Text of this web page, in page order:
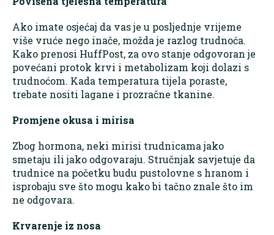
Ako imate osjećaj da vas je u posljednje vrijeme
više vruće nego inače, možda je razlog trudnoća.
Kako prenosi HuffPost, za ovo stanje odgovoran je
povećani protok krvi i metabolizam koji dolazi s
trudnoćom. Kada temperatura tijela poraste,
trebate nositi lagane i prozračne tkanine.
Promjene okusa i mirisa
Zbog hormona, neki mirisi trudnicama jako
smetaju ili jako odgovaraju. Stručnjak savjetuje da
trudnice na početku budu pustolovne s hranom i
isprobaju sve što mogu kako bi tačno znale što im
ne odgovara.
Krvarenje iz nosa